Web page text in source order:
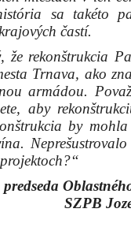
o možných
z výsledku referenda
chce podať trestné
mieste, s
Dian